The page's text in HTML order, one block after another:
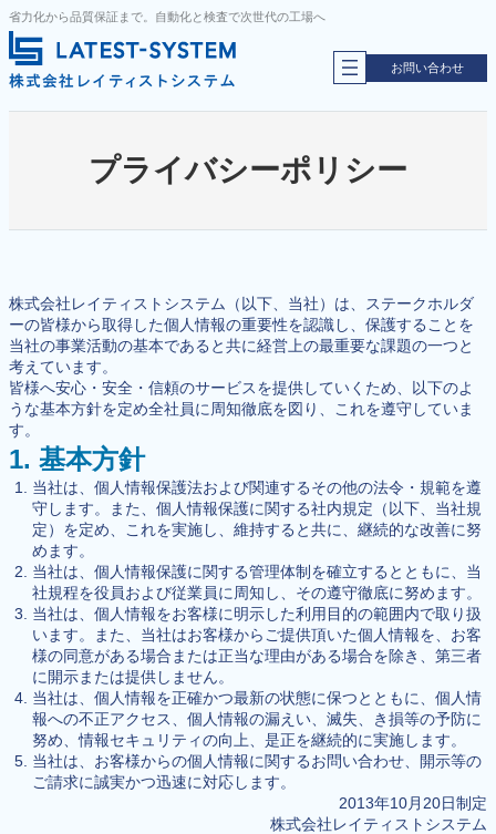
内
容
を
ス
省力化から品質保証まで。自動化と検査で次世代の工場へ
お問い合わせ
プライバシーポリシー
株式会社レイティストシステム（以下、当社）は、ステークホルダ
ーの皆様から取得した個人情報の重要性を認識し、保護することを
当社の事業活動の基本であると共に経営上の最重要な課題の一つと
考えています。
皆様へ安心・安全・信頼のサービスを提供していくため、以下のよ
うな基本方針を定め全社員に周知徹底を図り、これを遵守していま
す。
1. 基本方針
当社は、個人情報保護法および関連するその他の法令・規範を遵
守します。また、個人情報保護に関する社内規定（以下、当社規
定）を定め、これを実施し、維持すると共に、継続的な改善に努
めます。
当社は、個人情報保護に関する管理体制を確立するとともに、当
社規程を役員および従業員に周知し、その遵守徹底に努めます。
当社は、個人情報をお客様に明示した利用目的の範囲内で取り扱
います。また、当社はお客様からご提供頂いた個人情報を、お客
様の同意がある場合または正当な理由がある場合を除き、第三者
に開示または提供しません。
当社は、個人情報を正確かつ最新の状態に保つとともに、個人情
報への不正アクセス、個人情報の漏えい、滅失、き損等の予防に
努め、情報セキュリティの向上、是正を継続的に実施します。
当社は、お客様からの個人情報に関するお問い合わせ、開示等の
ご請求に誠実かつ迅速に対応します。
2013年10月20日制定
株式会社レイティストシステム